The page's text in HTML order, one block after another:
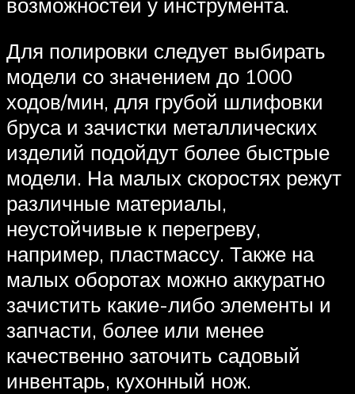
Для полировки следует выбирать
модели со значением до 1000
ходов/мин, для грубой шлифовки
бруса и зачистки металлических
изделий подойдут более быстрые
модели. На малых скоростях режут
различные материалы,
неустойчивые к перегреву,
например, пластмассу. Также на
малых оборотах можно аккуратно
зачистить какие-либо элементы и
запчасти, более или менее
качественно заточить садовый
инвентарь, кухонный нож.